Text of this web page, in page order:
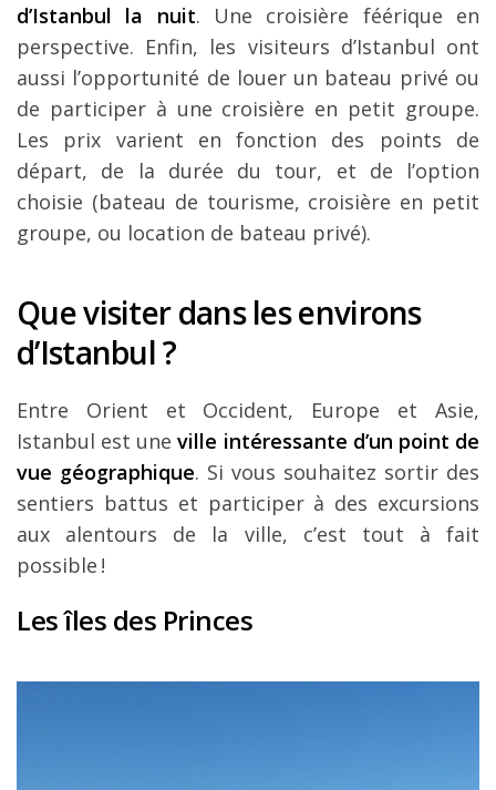
d’Istanbul la nuit. Une croisière féérique en
perspective. Enfin, les visiteurs d’Istanbul ont
aussi l’opportunité de louer un bateau privé ou
de participer à une croisière en petit groupe.
Les prix varient en fonction des points de
départ, de la durée du tour, et de l’option
choisie (bateau de tourisme, croisière en petit
groupe, ou location de bateau privé).
Que visiter dans les environs
d’Istanbul ?
Entre Orient et Occident, Europe et Asie,
Istanbul est uneville intéressante d’un point de
vue géographique. Si vous souhaitez sortir des
sentiers battus et participer à des excursions
aux alentours de la ville, c’est tout à fait
possible !
Les îles des Princes